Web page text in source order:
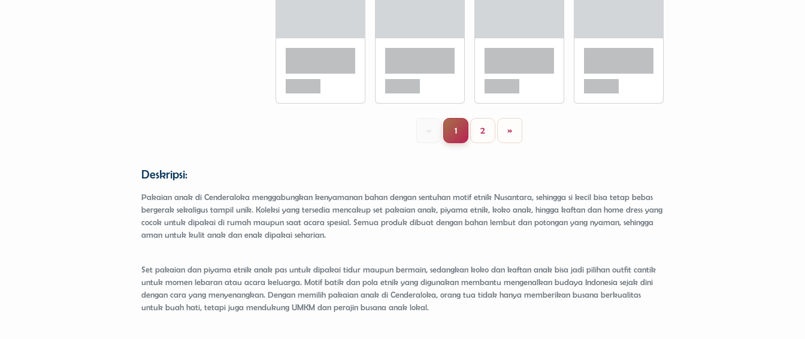
1 2 »
Deskripsi:
Pakaian anak di Cenderaloka menggabungkan kenyamanan bahan dengan sentuhan motif etnik Nusantara, sehingga si kecil bisa tetap bebas
bergerak sekaligus tampil unik. Koleksi yang tersedia mencakup set pakaian anak, piyama etnik, koko anak, hingga kaftan dan home dress yang
cocok untuk dipakai di rumah maupun saat acara spesial. Semua produk dibuat dengan bahan lembut dan potongan yang nyaman, sehingga
aman untuk kulit anak dan enak dipakai seharian.
Set pakaian dan piyama etnik anak pas untuk dipakai tidur maupun bermain, sedangkan koko dan kaftan anak bisa jadi pilihan outfit cantik
untuk momen lebaran atau acara keluarga. Motif batik dan pola etnik yang digunakan membantu mengenalkan budaya Indonesia sejak dini
dengan cara yang menyenangkan. Dengan memilih pakaian anak di Cenderaloka, orang tua tidak hanya memberikan busana berkualitas
untuk buah hati, tetapi juga mendukung UMKM dan perajin busana anak lokal.